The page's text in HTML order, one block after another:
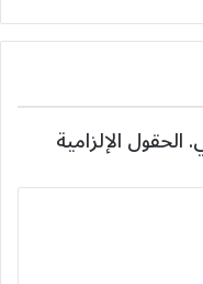
الحقول الإلزامية